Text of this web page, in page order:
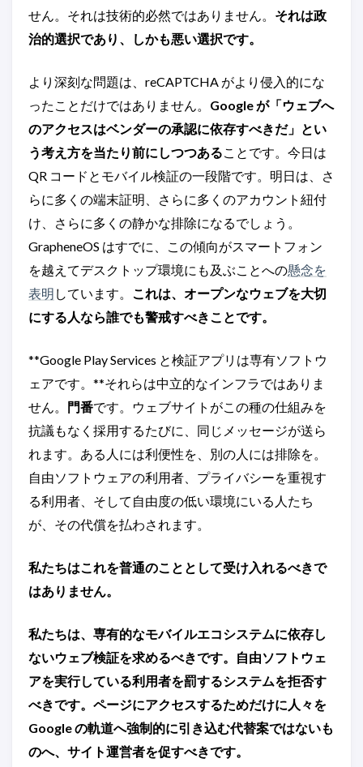
せん。それは技術的必然ではありません。 それは政
治的選択であり、しかも悪い選択です。
より深刻な問題は、reCAPTCHA がより侵入的にな
ったことだけではありません。 Google が「ウェブへ
のアクセスはベンダーの承認に依存すべきだ」とい
う考え方を当たり前にしつつあることです。今日は
QR コードとモバイル検証の一段階です。明日は、さ
らに多くの端末証明、さらに多くのアカウント紐付
け、さらに多くの静かな排除になるでしょう。
GrapheneOS はすでに、この傾向がスマートフォン
を越えてデスクトップ環境にも及ぶことへの懸念を
表明 しています。 これは、オープンなウェブを大切
にする人なら誰でも警戒すべきことです。
**Google Play Services と検証アプリは専有ソフトウ
ェアです。**それらは中立的なインフラではありま
せん。 門番です。ウェブサイトがこの種の仕組みを
抗議もなく採用するたびに、同じメッセージが送ら
れます。ある人には利便性を、別の人には排除を。
自由ソフトウェアの利用者、プライバシーを重視す
る利用者、そして自由度の低い環境にいる人たち
が、その代償を払わされます。
私たちはこれを普通のこととして受け入れるべきで
はありません。
私たちは、専有的なモバイルエコシステムに依存し
ないウェブ検証を求めるべきです。自由ソフトウェ
アを実行している利用者を罰するシステムを拒否す
べきです。ページにアクセスするためだけに人々を
Google の軌道へ強制的に引き込む代替案ではないも
のへ、サイト運営者を促すべきです。